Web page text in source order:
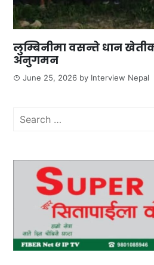
लुम्बिनीमा वसन्ते धान
अनुगमन
June 25, 2026 by Interview Nepal
Search